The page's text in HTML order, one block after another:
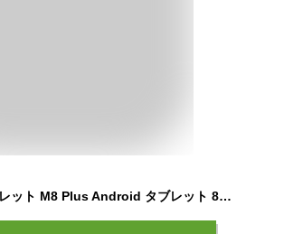
HAOVM 8インチタブレット M8 Plus Android タブレット 8インチ Wi-Fiモデル 8コアCPU 2.0Ghz 64GB+1TB TF拡張 アンドロイド タブレット GPS機能付き 5100mAh 1280*800 IPS画面 2.4/5GHz WiFi BT5.0 8MP+2MPカメラ 顔認証 ワイヤレス投影 GMS/PSE認証済 OTG 児童守護 FM 子供用タブレット